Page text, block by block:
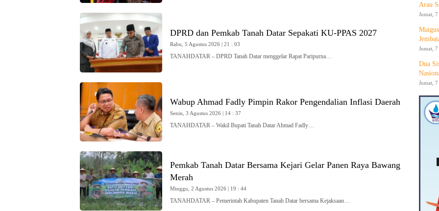
DPRD dan Pemkab Tanah Datar Sepakati KU-PPAS 2027
Rabu, 5 Agustus 2026 | 21 : 03
TANAHDATAR – DPRD Tanah Datar menggelar Rapat Paripurna…
Wabup Ahmad Fadly Pimpin Rakor Pengendalian Inflasi Daerah
Senin, 3 Agustus 2026 | 14 : 37
TANAHDATAR – Wakil Bupati Tanah Datar Ahmad Fadly…
Pemkab Tanah Datar Bersama Kejari Gelar Panen Raya Bawang
Merah
Minggu, 2 Agustus 2026 | 19 : 44
TANAHDATAR – Pemerintah Kabupaten Tanah Datar bersama Kejaksaan…
Arau
Jumat,
Jumat,
Dua
Jumat,